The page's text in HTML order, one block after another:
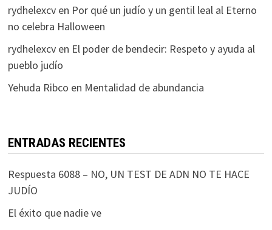
rydhelexcven Por qué un judío y un gentil leal al Eterno
no celebra Halloween
rydhelexcven El poder de bendecir: Respeto y ayuda al
pueblo judío
Yehuda Ribco en Mentalidad de abundancia
ENTRADAS RECIENTES
Respuesta 6088 – NO, UN TEST DE ADN NO TE HACE
JUDÍO
El éxito que nadie ve